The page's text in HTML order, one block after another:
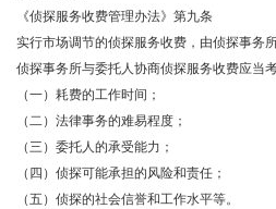
《侦探服务收费管理办法》第九条
实行市场调节的侦探服务收费，由侦探事务
侦探事务所与委托人协商侦探服务收费应当
（一）耗费的工作时间；
（二）法律事务的难易程度；
（三）委托人的承受能力；
（四）侦探可能承担的风险和责任；
（五）侦探的社会信誉和工作水平等。